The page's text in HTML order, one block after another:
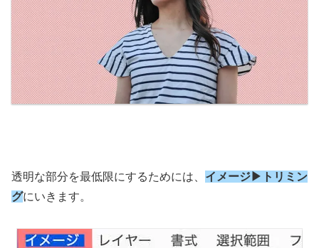
透明な部分を最低限にするためには、 イメージ▶︎トリミン
グにいきます。